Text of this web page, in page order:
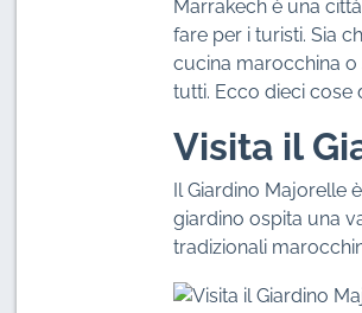
Marrakech è una
fare per i turisti. Sia
cucina marocchina
tutti. Ecco dieci cose
Visita il
Il Giardino Majorelle
giardino ospita una
tradizionali